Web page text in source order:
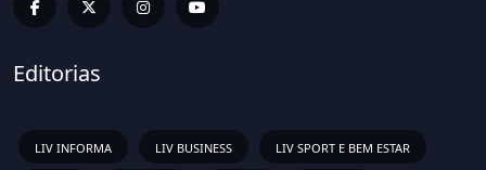
Editorias
LIV INFORMA LIV BUSINESS LIV SPORT E BEM ESTAR